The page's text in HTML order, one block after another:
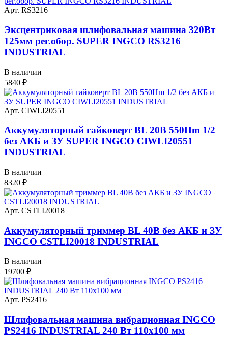
Арт. RS3216
Эксцентриковая шлифовальная машина 320Вт
125мм рег.обор. SUPER INGCO RS3216
INDUSTRIAL
В наличии
5840 ₽
Арт. CIWLI20551
Аккумуляторный гайковерт BL 20В 550Hm 1/2
без АКБ и ЗУ SUPER INGCO CIWLI20551
INDUSTRIAL
В наличии
8320 ₽
Арт. CSTLI20018
Аккумуляторный триммер BL 40В без АКБ и ЗУ
INGCO CSTLI20018 INDUSTRIAL
В наличии
19700 ₽
Арт. PS2416
Шлифовальная машина вибрационная INGCO
PS2416 INDUSTRIAL 240 Вт 110х100 мм